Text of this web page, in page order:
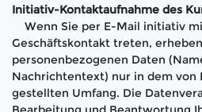
Initiativ-Kontaktaufnahme des
Wenn Sie per E-Mail initiativ
Geschäftskontakt treten,
personenbezogenen Daten
Nachrichtentext) nur in dem von
gestellten Umfang. Die